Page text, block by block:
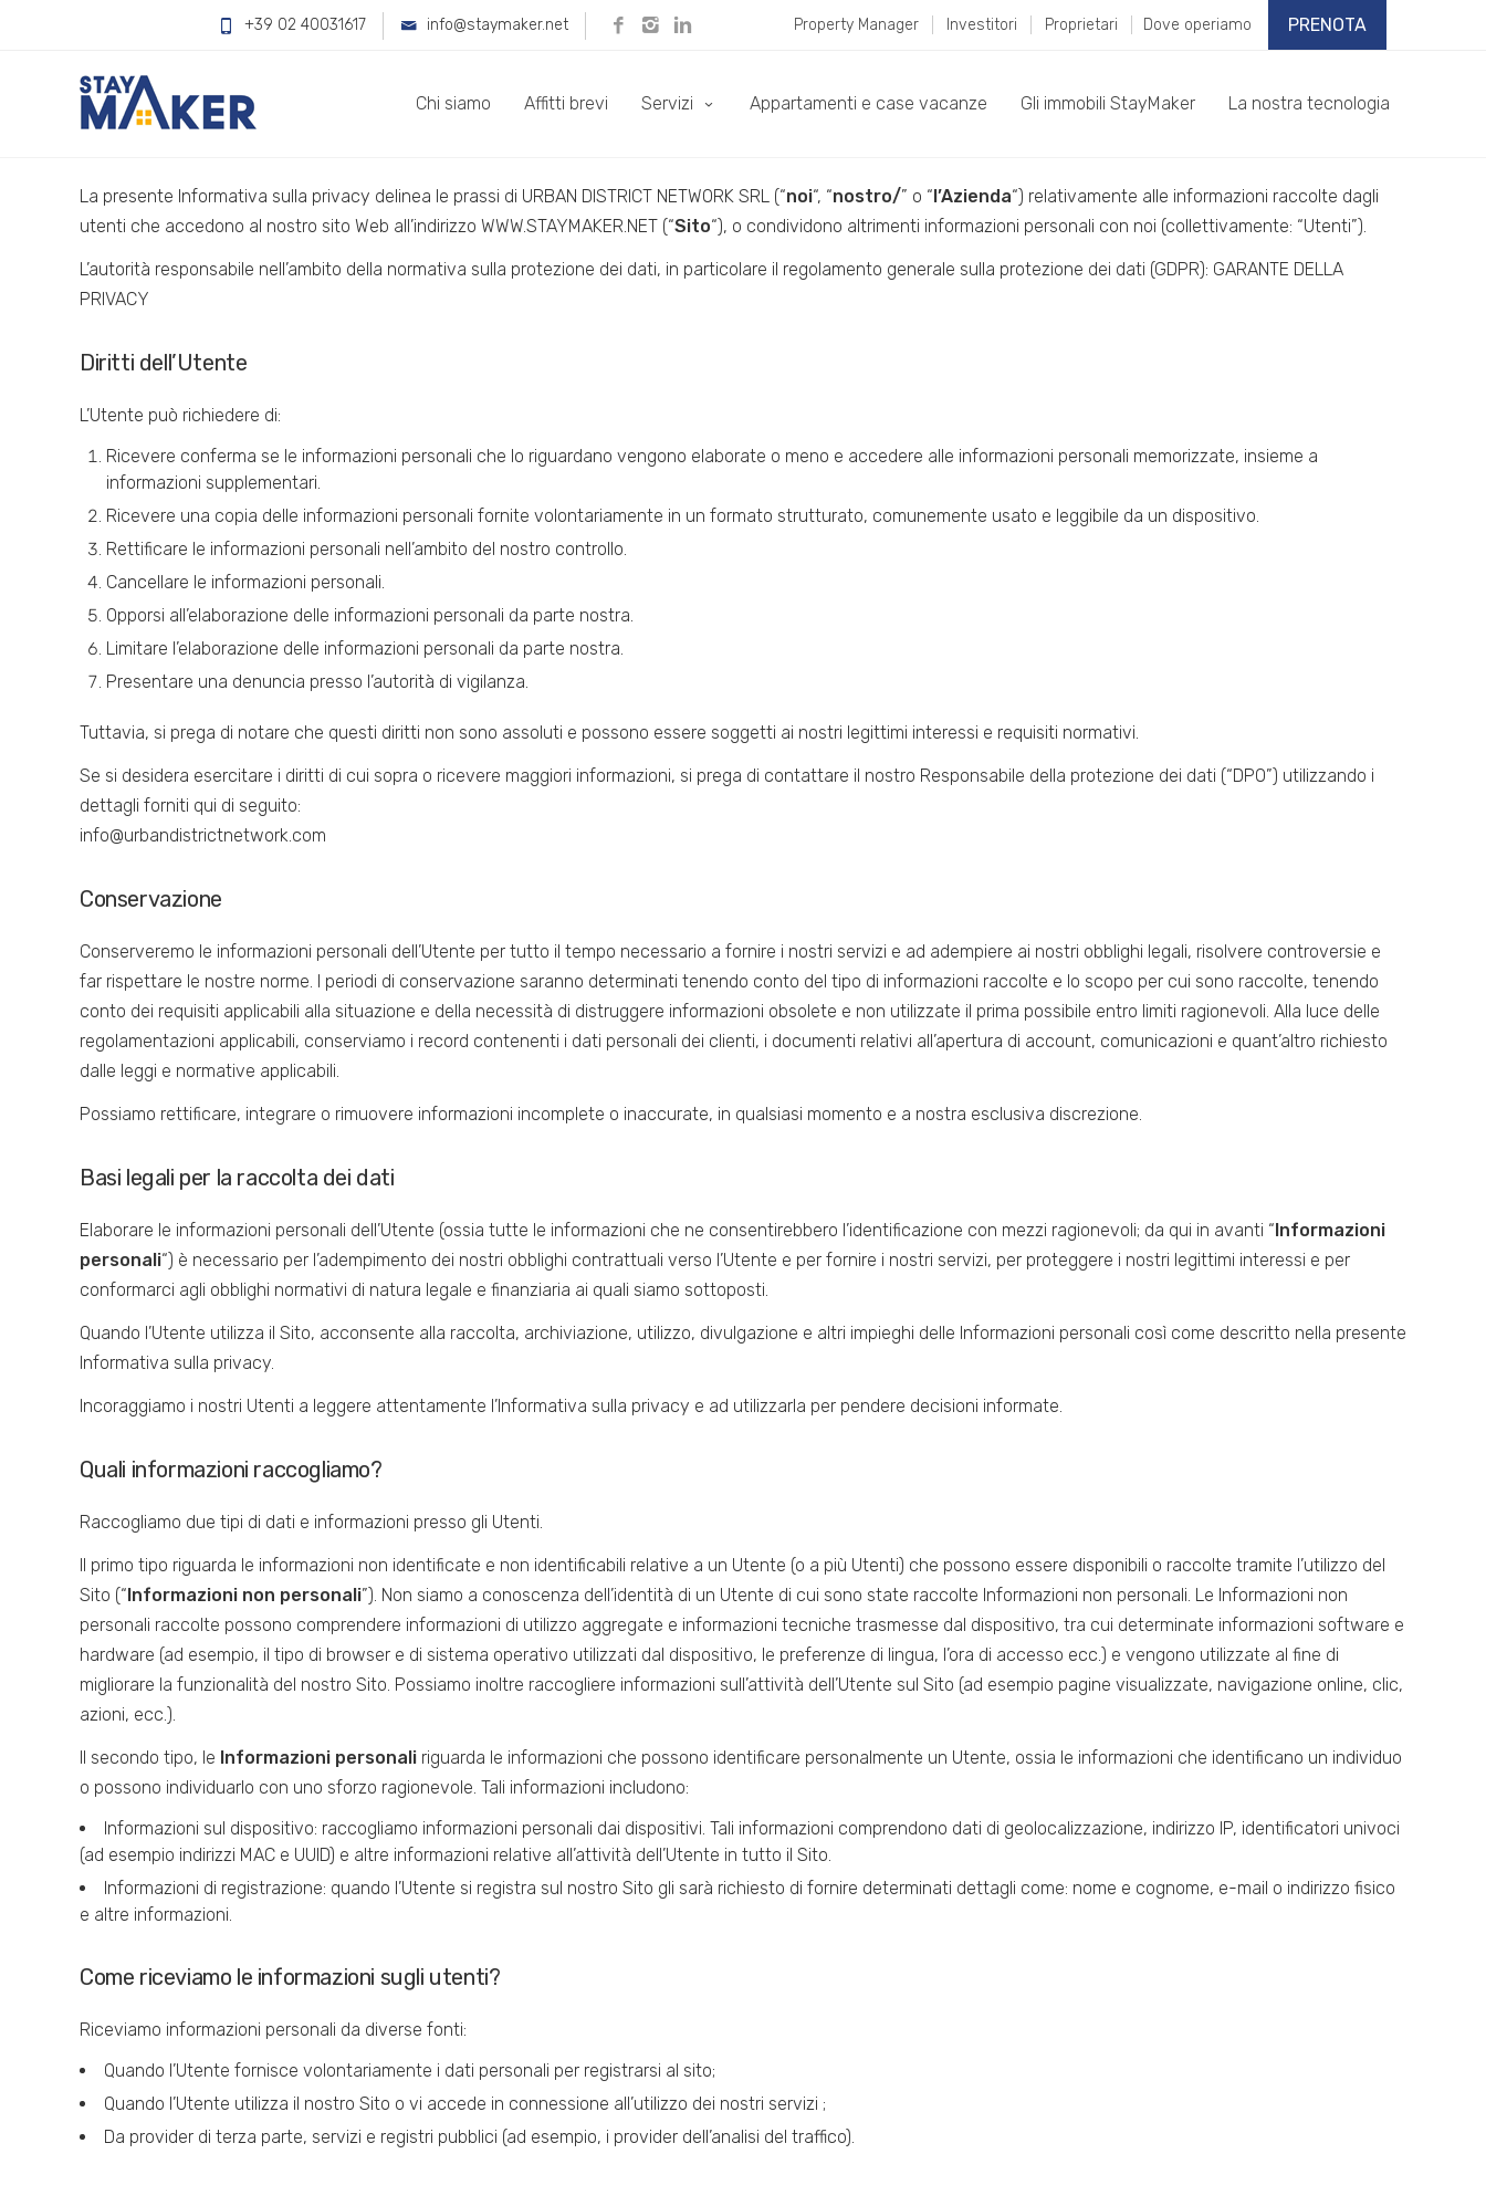
info@staymaker.net
+39 02 40031617 Property Manager Investitori Proprietari Dove operiamo PRENOTA
Chi siamo Affitti brevi Servizi Appartamenti e case vacanze Gli immobili StayMaker La nostra tecnologia
STAYMAKER Informativa sulla privacy
La presente Informativa sulla privacy delinea le prassi di URBAN DISTRICT NETWORK SRL (“noi“, “nostro/” o “l’Azienda“) relativamente alle informazioni raccolte dagli
utenti che accedono al nostro sito Web all’indirizzo WWW.STAYMAKER.NET (“Sito“), o condividono altrimenti informazioni personali con noi (collettivamente: “Utenti”).
L’autorità responsabile nell’ambito della normativa sulla protezione dei dati, in particolare il regolamento generale sulla protezione dei dati (GDPR): GARANTE DELLA
PRIVACY
Diritti dell’Utente
L’Utente può richiedere di:
Ricevere conferma se le informazioni personali che lo riguardano vengono elaborate o meno e accedere alle informazioni personali memorizzate, insieme a
informazioni supplementari.
Ricevere una copia delle informazioni personali fornite volontariamente in un formato strutturato, comunemente usato e leggibile da un dispositivo.
Rettificare le informazioni personali nell’ambito del nostro controllo.
Cancellare le informazioni personali.
Opporsi all’elaborazione delle informazioni personali da parte nostra.
Limitare l’elaborazione delle informazioni personali da parte nostra.
Presentare una denuncia presso l’autorità di vigilanza.
Tuttavia, si prega di notare che questi diritti non sono assoluti e possono essere soggetti ai nostri legittimi interessi e requisiti normativi.
Se si desidera esercitare i diritti di cui sopra o ricevere maggiori informazioni, si prega di contattare il nostro Responsabile della protezione dei dati (“DPO”) utilizzando i
dettagli forniti qui di seguito:
info@urbandistrictnetwork.com
Conservazione
Conserveremo le informazioni personali dell’Utente per tutto il tempo necessario a fornire i nostri servizi e ad adempiere ai nostri obblighi legali, risolvere controversie e
far rispettare le nostre norme. I periodi di conservazione saranno determinati tenendo conto del tipo di informazioni raccolte e lo scopo per cui sono raccolte, tenendo
conto dei requisiti applicabili alla situazione e della necessità di distruggere informazioni obsolete e non utilizzate il prima possibile entro limiti ragionevoli. Alla luce delle
regolamentazioni applicabili, conserviamo i record contenenti i dati personali dei clienti, i documenti relativi all’apertura di account, comunicazioni e quant’altro richiesto
dalle leggi e normative applicabili.
Possiamo rettificare, integrare o rimuovere informazioni incomplete o inaccurate, in qualsiasi momento e a nostra esclusiva discrezione.
Basi legali per la raccolta dei dati
Elaborare le informazioni personali dell’Utente (ossia tutte le informazioni che ne consentirebbero l’identificazione con mezzi ragionevoli; da qui in avanti “Informazioni
personali“) è necessario per l’adempimento dei nostri obblighi contrattuali verso l’Utente e per fornire i nostri servizi, per proteggere i nostri legittimi interessi e per
conformarci agli obblighi normativi di natura legale e finanziaria ai quali siamo sottoposti.
Quando l’Utente utilizza il Sito, acconsente alla raccolta, archiviazione, utilizzo, divulgazione e altri impieghi delle Informazioni personali così come descritto nella presente
Informativa sulla privacy.
Incoraggiamo i nostri Utenti a leggere attentamente l’Informativa sulla privacy e ad utilizzarla per pendere decisioni informate.
Quali informazioni raccogliamo?
Raccogliamo due tipi di dati e informazioni presso gli Utenti.
Il primo tipo riguarda le informazioni non identificate e non identificabili relative a un Utente (o a più Utenti) che possono essere disponibili o raccolte tramite l’utilizzo del
Sito (“Informazioni non personali”). Non siamo a conoscenza dell’identità di un Utente di cui sono state raccolte Informazioni non personali. Le Informazioni non
personali raccolte possono comprendere informazioni di utilizzo aggregate e informazioni tecniche trasmesse dal dispositivo, tra cui determinate informazioni software e
hardware (ad esempio, il tipo di browser e di sistema operativo utilizzati dal dispositivo, le preferenze di lingua, l’ora di accesso ecc.) e vengono utilizzate al fine di
migliorare la funzionalità del nostro Sito. Possiamo inoltre raccogliere informazioni sull’attività dell’Utente sul Sito (ad esempio pagine visualizzate, navigazione online, clic,
azioni, ecc.).
Il secondo tipo, le Informazioni personali riguarda le informazioni che possono identificare personalmente un Utente, ossia le informazioni che identificano un individuo
o possono individuarlo con uno sforzo ragionevole. Tali informazioni includono:
Informazioni sul dispositivo: raccogliamo informazioni personali dai dispositivi. Tali informazioni comprendono dati di geolocalizzazione, indirizzo IP, identificatori univoci
(ad esempio indirizzi MAC e UUID) e altre informazioni relative all’attività dell’Utente in tutto il Sito.
Informazioni di registrazione: quando l’Utente si registra sul nostro Sito gli sarà richiesto di fornire determinati dettagli come: nome e cognome, e-mail o indirizzo fisico
e altre informazioni.
Come riceviamo le informazioni sugli utenti?
Riceviamo informazioni personali da diverse fonti:
Quando l’Utente fornisce volontariamente i dati personali per registrarsi al sito;
Quando l’Utente utilizza il nostro Sito o vi accede in connessione all’utilizzo dei nostri servizi ;
Da provider di terza parte, servizi e registri pubblici (ad esempio, i provider dell’analisi del traffico).